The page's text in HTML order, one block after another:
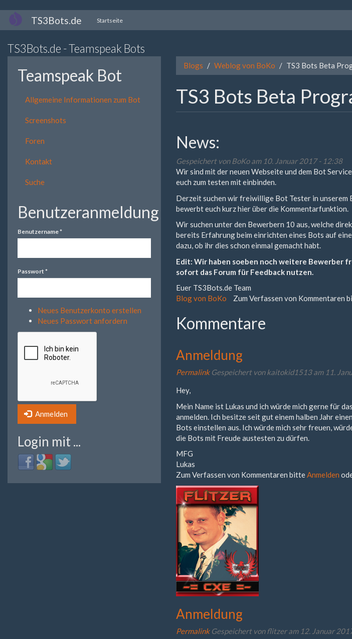
Direkt
zum
TS3Bots.de Startseite
TS3Bots.de - Teamspeak Bots
Teamspeak Bot
Allgemeine Informationen zum Bot
Screenshots
Foren
Kontakt
Suche
Benutzeranmeldung
Benutzername*
Passwort *
Neues Benutzerkonto erstellen
Neues Passwort anfordern
Anmelden
Login mit ...
Login
with
Login
with
Login
with
Blogs Weblog von BoKo TS3 Bots Beta
TS3 Bots Beta
News:
Gespeichert vonBoKoam 10. Januar 2017 - 12:38
Wir sind mit der neuen Webseite und dem Bot
euch zum testen mit einbinden.
Derzeit suchen wir freiwillige Bot Tester in unserem
bewerbt euch kurz hier über die Kommentarfunktion.
Wir suchen unter den Bewerbern 10 aus, welche
bereits Erfahrung beim einrichten eines Bots auf
dazu, ob ihr dies schon einmal gemacht habt.
Edit: Wir haben soeben noch weitere Bewerber
sofort das Forum für Feedback nutzen.
Euer TS3Bots.de Team
Blog von BoKo
Zum Verfassen von Kommentaren
Kommentare
Anmeldung
Permalink Gespeichert vonkaitokid1513am 11.
Hey,
Mein Name ist Lukas und ich würde mich gerne für
anmelden. Ich besitze seit gut einem halben Jahr
Bots einstellen aus. Ich würde mich sehr freuen,
die Bots mit Freude austesten zu dürfen.
MFG
Lukas
Zum Verfassen von Kommentaren bitteAnmelden
Anmeldung
Permalink Gespeichert von flitzeram 12. Januar